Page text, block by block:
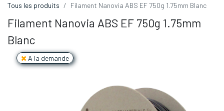
Tous les produits Filament Nanovia ABS EF 750g 1.75mm Blanc
Filament Nanovia ABS EF 750g 1.75mm
Blanc
A la demande